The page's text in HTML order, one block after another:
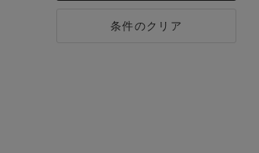
条件のクリア